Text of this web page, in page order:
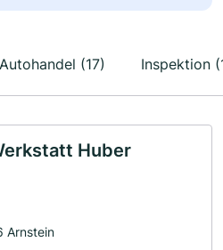
Autohandel (17) Inspektion
Huber
Arnstein